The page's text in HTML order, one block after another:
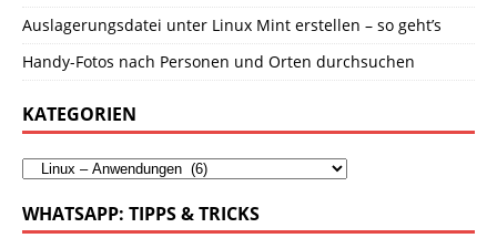
Auslagerungsdatei unter Linux Mint erstellen – so geht’s
Handy-Fotos nach Personen und Orten durchsuchen
KATEGORIEN
WHATSAPP: TIPPS & TRICKS